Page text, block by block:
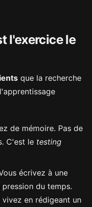
l'exercice le
que la recherche
de mémoire. Pas de
C'est le testing
écrivez à une
du temps.
en rédigeant un